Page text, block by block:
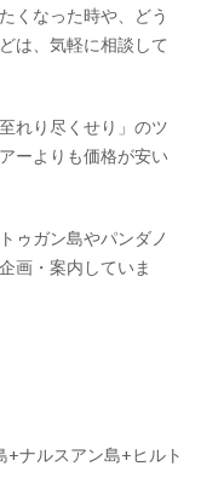
くなった時や、どう
は、気軽に相談して
れり尽くせり」のツ
ーよりも価格が安い
ゥガン島やパンダノ
画・案内していま
+ナルスアン島+ヒルト